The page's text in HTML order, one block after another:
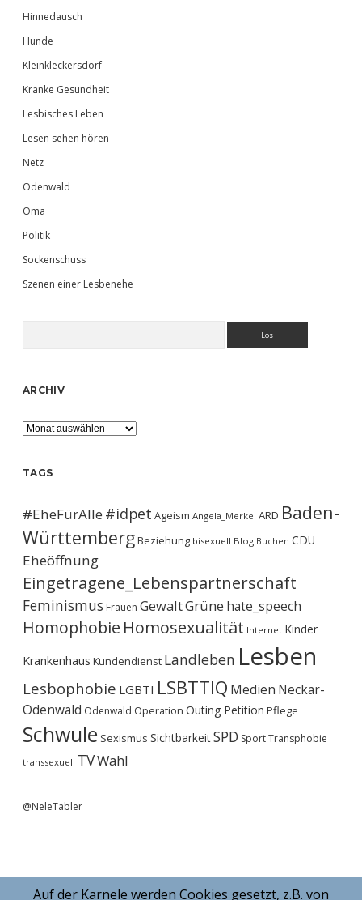
Hinnedausch
Hunde
Kleinkleckersdorf
Kranke Gesundheit
Lesbisches Leben
Lesen sehen hören
Netz
Odenwald
Oma
Politik
Sockenschuss
Szenen einer Lesbenehe
ARCHIV
Archiv
TAGS
#EheFürAlle#idpet Ageism Angela_Merkel ARD Baden-
WürttembergBeziehung bisexuell Blog Buchen CDU
Eheöffnung
Eingetragene_Lebenspartnerschaft
Feminismus Frauen GewaltGrüne hate_speech
Homophobie Homosexualität Internet Kinder
Krankenhaus Kundendienst Landleben Lesben
Lesbophobie LGBTI LSBTTIQ Medien Neckar-
Odenwald Odenwald Operation Outing Petition Pflege
Schwule Sexismus SichtbarkeitSPD SportTransphobie
transsexuell TVWahl
@NeleTabler
Auf der Karnele werden Cookies gesetzt, z.B. von